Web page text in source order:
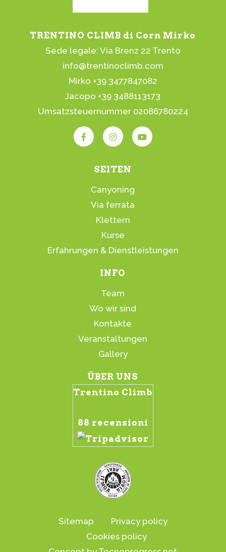
TRENTINO CLIMB di Corn Mirko
Sede legale: Via Brenz 22 Trento
info@trentinoclimb.com
Mirko +39 3477847082
Jacopo +39 3488113173
Umsatzsteuernummer 02086780224
SEITEN
Canyoning
Via ferrata
Klettern
Kurse
Erfahrungen & Dienstleistungen
INFO
Team
Wo wir sind
Kontakte
Veranstaltungen
Gallery
ÜBER UNS
Trentino Climb
88 recensioni
Sitemap
Privacy policy
Cookies policy